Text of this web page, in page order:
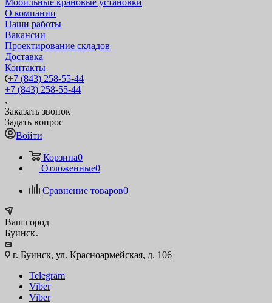
Мобильные крановые установки
О компании
Наши работы
Вакансии
Проектирование складов
Доставка
Контакты
+7 (843) 258-55-44
+7 (843) 258-55-44
Заказать звонок
Задать вопрос
Войти
Корзина0
Отложенные0
Сравнение товаров0
Ваш город
Буинск
г. Буинск, ул. Красноармейская, д. 106
Telegram
Viber
Viber